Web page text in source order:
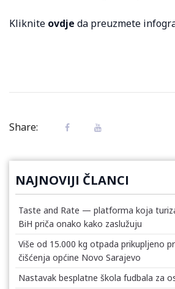
Kliknite ovdje da preuzmete
Share:
NAJNOVIJI ČLANCI
Taste and Rate — platforma koja
BiH priča onako kako zaslužuju
Više od 15.000 kg otpada prikupljeno
čišćenja općine Novo Sarajevo
Nastavak besplatne škola fudbala za